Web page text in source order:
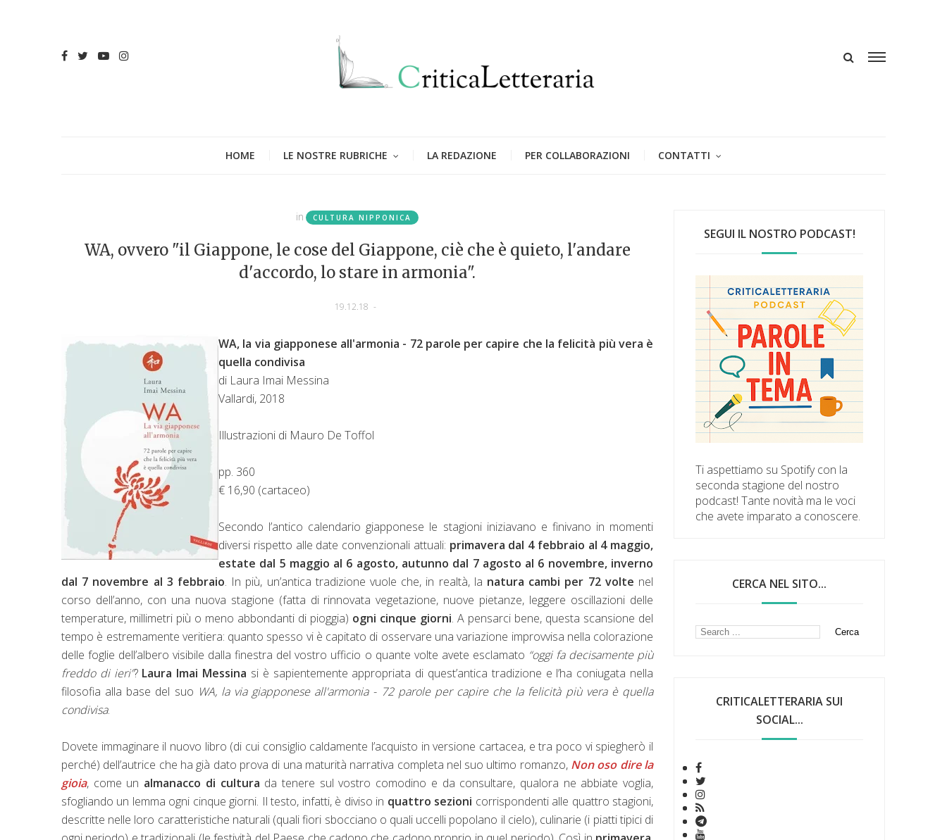
HOME LE NOSTRE RUBRICHE LA REDAZIONE PER COLLABORAZIONI CONTATTI
in CULTURA NIPPONICA
WA, ovvero "il Giappone, le cose del Giappone, ciè che è quieto, l'andare
d'accordo, lo stare in armonia".
19.12.18 -
WA, la via giapponese all'armonia - 72 parole per capire che la felicità più vera è
quella condivisa
di Laura Imai Messina
Vallardi, 2018
Illustrazioni di Mauro De Toffol
pp. 360
€ 16,90 (cartaceo)
Secondo l’antico calendario giapponese le stagioni iniziavano e finivano in momenti
diversi rispetto alle date convenzionali attuali: primavera dal 4 febbraio al 4 maggio,
estate dal 5 maggio al 6 agosto, autunno dal 7 agosto al 6 novembre, inverno
dal 7 novembre al 3 febbraio. In più, un’antica tradizione vuole che, in realtà, la natura cambi per 72 volte nel
corso dell’anno, con una nuova stagione (fatta di rinnovata vegetazione, nuove pietanze, leggere oscillazioni delle
temperature, millimetri più o meno abbondanti di pioggia) ogni cinque giorni. A pensarci bene, questa scansione del
tempo è estremamente veritiera: quanto spesso vi è capitato di osservare una variazione improvvisa nella colorazione
delle foglie dell’albero visibile dalla finestra del vostro ufficio o quante volte avete esclamato “oggi fa decisamente più
freddo di ieri”? Laura Imai Messina si è sapientemente appropriata di quest’antica tradizione e l’ha coniugata nella
filosofia alla base del suo WA, la via giapponese all'armonia - 72 parole per capire che la felicità più vera è quella
condivisa.
Dovete immaginare il nuovo libro (di cui consiglio caldamente l’acquisto in versione cartacea, e tra poco vi spiegherò il
perché) dell’autrice che ha già dato prova di una maturità narrativa completa nel suo ultimo romanzo, Non oso dire la
gioia, come un almanacco di cultura da tenere sul vostro comodino e da consultare, qualora ne abbiate voglia,
sfogliando un lemma ogni cinque giorni. Il testo, infatti, è diviso in quattro sezioni corrispondenti alle quattro stagioni,
descritte nelle loro caratteristiche naturali (quali fiori sbocciano o quali uccelli popolano il cielo), culinarie (i piatti tipici di
SEGUI IL NOSTRO PODCAST!
Ti aspettiamo su Spotify con la
seconda stagione del nostro
podcast! Tante novità ma le voci
che avete imparato a conoscere.
CERCA NEL SITO...
CRITICALETTERARIA SUI
SOCIAL...